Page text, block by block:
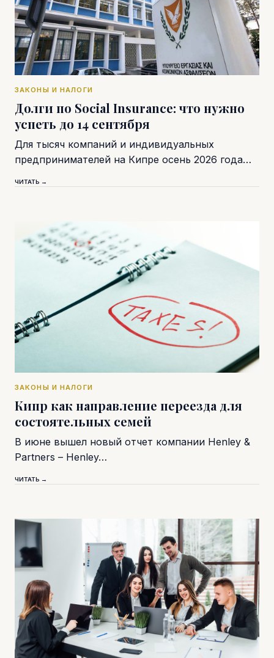
ЗАКОНЫ И НАЛОГИ
Долги по Social Insurance: что нужно
успеть до 14 сентября
Для тысяч компаний и индивидуальных
предпринимателей на Кипре осень 2026 года…
ЧИТАТЬ →
ЗАКОНЫ И НАЛОГИ
Кипр как направление переезда для
состоятельных семей
В июне вышел новый отчет компании Henley &
Partners – Henley…
ЧИТАТЬ →